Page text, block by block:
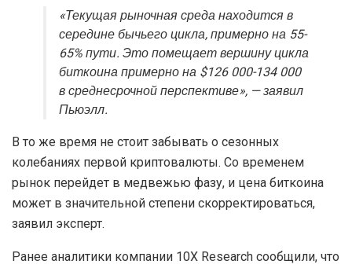
«Текущая рыночная среда находится в
середине бычьего цикла, примерно на 55-
65% пути. Это помещает вершину цикла
биткоина примерно на $126 000-134 000
в среднесрочной перспективе», — заявил
Пьюэлл.
В то же время не стоит забывать о сезонных
колебаниях первой криптовалюты. Со временем
рынок перейдет в медвежью фазу, и цена биткоина
может в значительной степени скорректироваться,
заявил эксперт.
Ранее аналитики компании 10X Research сообщили, что